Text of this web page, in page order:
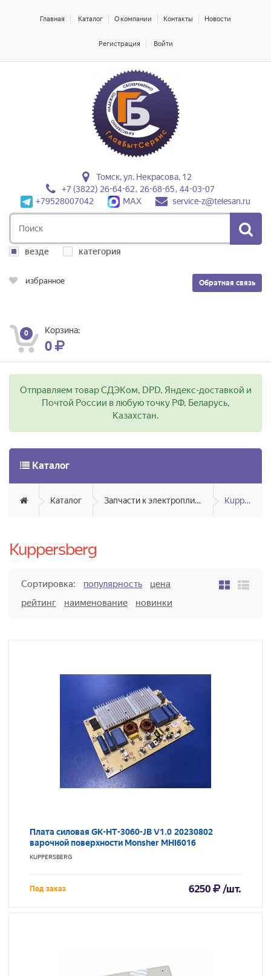
Главная Каталог О компании Контакты Новости
Регистрация Войти
Томск, ул. Некрасова, 12
+7 (3822) 26-64-62, 26-68-65, 44-03-07
+79528007042
MAX service-z@telesan.ru
везде категория
Обратная связь
избранное
0 Корзина:
0
Отправляем товар СДЭКом, DPD, Яндекс-доставкой и
Почтой России в любую точку РФ, Беларусь,
Казахстан.
Каталог
Каталог Запчасти к электроплитам, газ. плитам Kuppersberg
Kuppersberg
Сортировка: популярность
цена
рейтинг
наименование новинки
Плата силовая GK-HT-3060-JB V1.0 20230802
варочной поверхности Monsher MHI6016
KUPPERSBERG
Под заказ 6250 /шт.